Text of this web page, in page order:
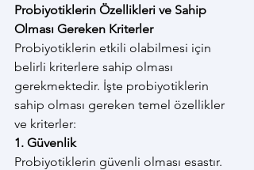
Probiyotiklerin Özellikleri ve Sahip
Olması Gereken Kriterler
Probiyotiklerin etkili olabilmesi için
belirli kriterlere sahip olması
gerekmektedir. İşte probiyotiklerin
sahip olması gereken temel özellikler
ve kriterler:
1. Güvenlik
Probiyotiklerin güvenli olması esastır.